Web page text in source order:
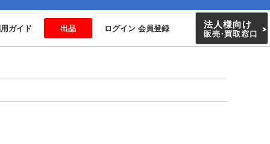
ガイド 出品 ログイン 会員登録 法人様向け
販売・買取窓口